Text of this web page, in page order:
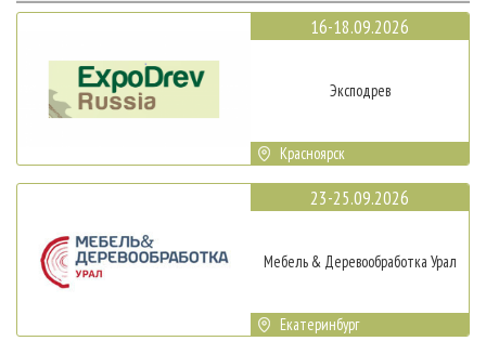
16-18.09.2026
Эксподрев
Красноярск
23-25.09.2026
Мебель & Деревообработка Урал
Екатеринбург